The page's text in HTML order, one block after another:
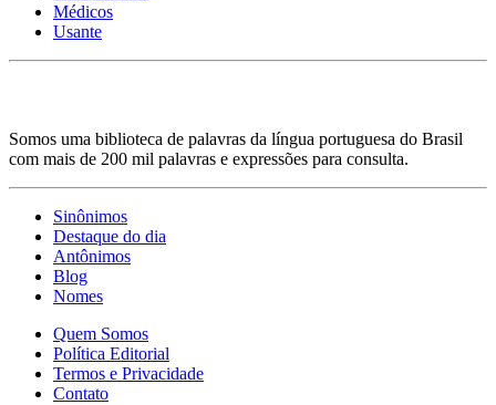
Médicos
Usante
Somos uma biblioteca de palavras da língua portuguesa do Brasil
com mais de 200 mil palavras e expressões para consulta.
Sinônimos
Destaque do dia
Antônimos
Blog
Nomes
Quem Somos
Política Editorial
Termos e Privacidade
Contato